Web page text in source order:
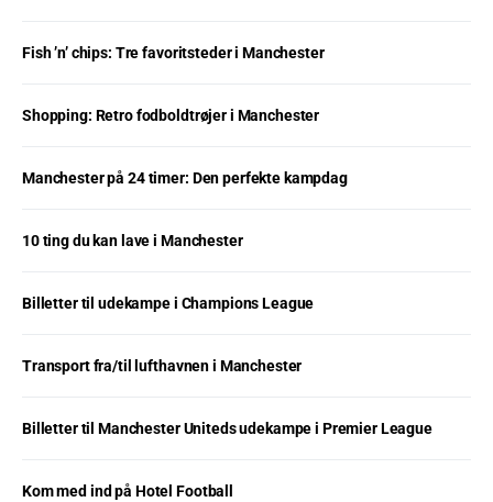
Fish ’n’ chips: Tre favoritsteder i Manchester
Shopping: Retro fodboldtrøjer i Manchester
Manchester på 24 timer: Den perfekte kampdag
10 ting du kan lave i Manchester
Billetter til udekampe i Champions League
Transport fra/til lufthavnen i Manchester
Billetter til Manchester Uniteds udekampe i Premier League
Kom med ind på Hotel Football